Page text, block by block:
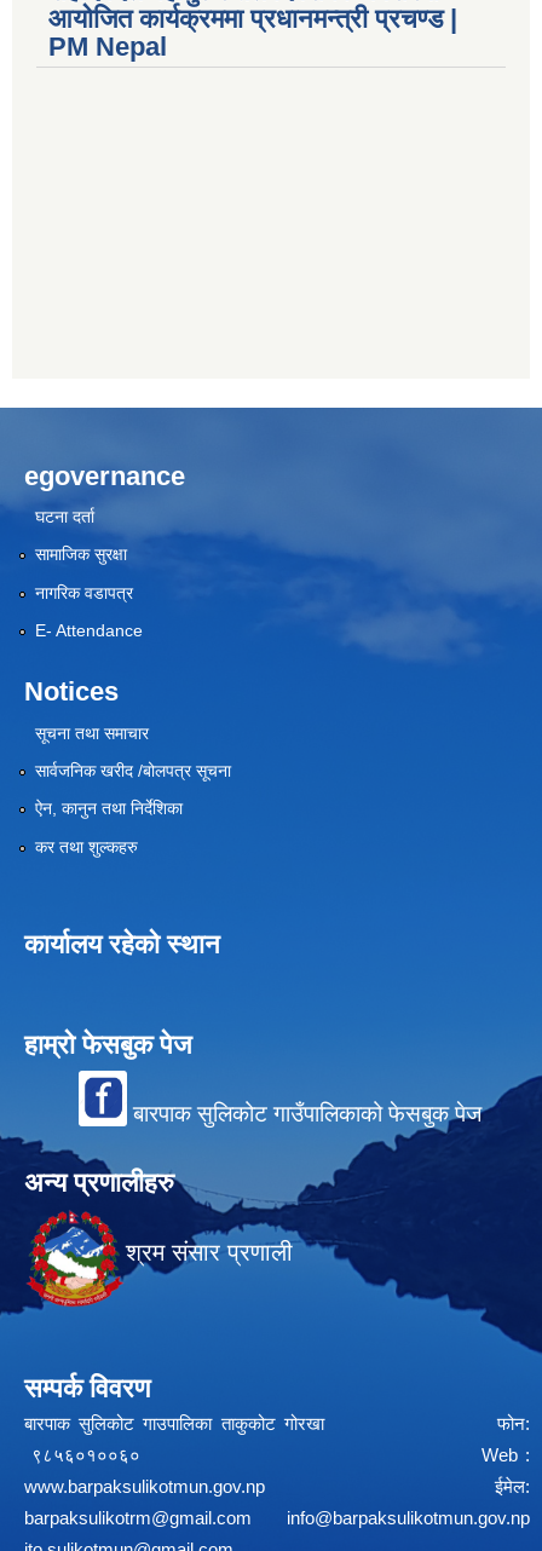
आयोजित कार्यक्रममा प्रधानमन्त्री प्रचण्ड |
PM Nepal
egovernance
घटना दर्ता
सामाजिक सुरक्षा
नागरिक वडापत्र
E- Attendance
Notices
सूचना तथा समाचार
सार्वजनिक खरीद /बोलपत्र सूचना
ऐन, कानुन तथा निर्देशिका
कर तथा शुल्कहरु
कार्यालय रहेको स्थान
हाम्रो फेसबुक पेज
बारपाक सुलिकोट गाउँपालिकाको फेसबुक पेज
अन्य प्रणालीहरु
श्रम संसार प्रणाली
सम्पर्क विवरण
बारपाक सुलिकोट गाउपालिका ताकुकोट गोरखा फोन:
९८५६०१००६० Web :
www.barpaksulikotmun.gov.np
ईमेल:
barpaksulikotrm@gmail.com
info@barpaksulikotmun.gov.np